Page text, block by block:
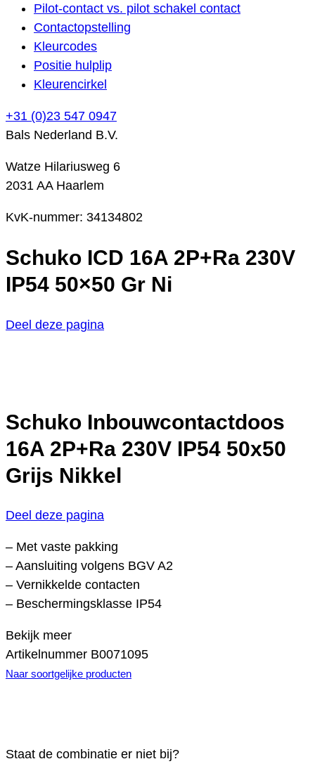
Pilot-contact vs. pilot schakel contact
Contactopstelling
Kleurcodes
Positie hulplip
Kleurencirkel
+31 (0)23 547 0947
Bals Nederland B.V.
Watze Hilariusweg 6
2031 AA Haarlem
KvK-nummer: 34134802
Schuko ICD 16A 2P+Ra 230V
IP54 50×50 Gr Ni
Deel deze pagina
Schuko Inbouwcontactdoos
16A 2P+Ra 230V IP54 50x50
Grijs Nikkel
Deel deze pagina
– Met vaste pakking
– Aansluiting volgens BGV A2
– Vernikkelde contacten
– Beschermingsklasse IP54
Bekijk meer
Artikelnummer B0071095
Naar soortgelijke producten
Staat de combinatie er niet bij?